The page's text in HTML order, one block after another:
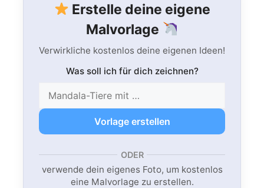
Erstelle deine eigene
Malvorlage
Verwirkliche kostenlos deine eigenen Ideen!
Was soll ich für dich zeichnen?
Vorlage erstellen
ODER
verwende dein eigenes Foto, um kostenlos
eine Malvorlage zu erstellen.